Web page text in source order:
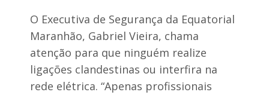
O Executiva de Segurança da Equatorial
Maranhão, Gabriel Vieira, chama
atenção para que ninguém realize
ligações clandestinas ou interfira na
rede elétrica. “Apenas profissionais